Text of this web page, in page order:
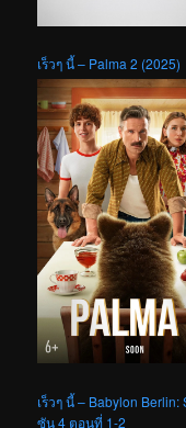
เร็วๆ นี้ – Palma 2 (2025)
เร็วๆ นี้ – Babylon
ซัน 4 ตอนที่ 1-2